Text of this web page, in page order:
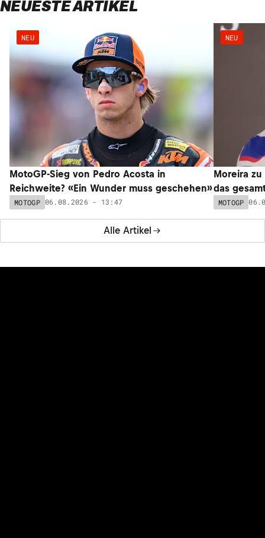
NEUESTE ARTIKEL
Alle Artikel
NEU
MotoGP-Sieg von Pedro Acosta in
Reichweite? «Ein Wunder muss geschehen»
MOTOGP 06.08.2026 - 13:47
NEU
Moreira
das
MOTOGP